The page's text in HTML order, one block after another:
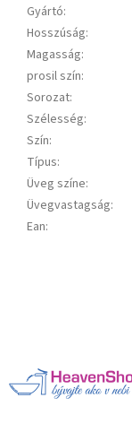
Gyártó:
Hosszúság:
Magasság:
prosil szín:
Sorozat:
Szélesség:
Szín:
Típus:
Üveg színe:
Üvegvastagság:
Ean: